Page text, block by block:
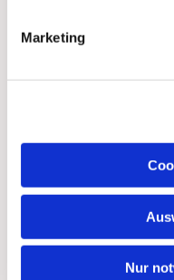
Marketing
Nur
Dies